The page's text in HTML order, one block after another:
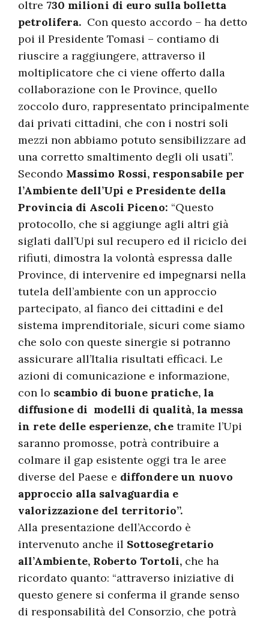
oltre 730 milioni di euro sulla bolletta
petrolifera. Con questo accordo – ha detto
poi il Presidente Tomasi – contiamo di
riuscire a raggiungere, attraverso il
moltiplicatore che ci viene offerto dalla
collaborazione con le Province, quello
zoccolo duro, rappresentato principalmente
dai privati cittadini, che con i nostri soli
mezzi non abbiamo potuto sensibilizzare ad
una corretto smaltimento degli oli usati”.
Secondo Massimo Rossi, responsabile per
l’Ambiente dell’Upi e Presidente della
Provincia di Ascoli Piceno: “Questo
protocollo, che si aggiunge agli altri già
siglati dall’Upi sul recupero ed il riciclo dei
rifiuti, dimostra la volontà espressa dalle
Province, di intervenire ed impegnarsi nella
tutela dell’ambiente con un approccio
partecipato, al fianco dei cittadini e del
sistema imprenditoriale, sicuri come siamo
che solo con queste sinergie si potranno
assicurare all’Italia risultati efficaci. Le
azioni di comunicazione e informazione,
con lo scambio di buone pratiche, la
diffusione di modelli di qualità, la messa
in rete delle esperienze, che tramite l’Upi
saranno promosse, potrà contribuire a
colmare il gap esistente oggi tra le aree
diverse del Paese e diffondere un nuovo
approccio alla salvaguardia e
valorizzazione del territorio”.
Alla presentazione dell’Accordo è
intervenuto anche il Sottosegretario
all’Ambiente, Roberto Tortoli, che ha
ricordato quanto: “attraverso iniziative di
questo genere si conferma il grande senso
di responsabilità del Consorzio, che potrà